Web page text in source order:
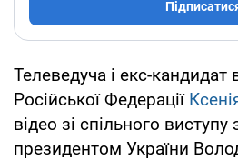
Телеведуча і екс-кандидат
Російської Федерації
відео зі спільного
президентом України